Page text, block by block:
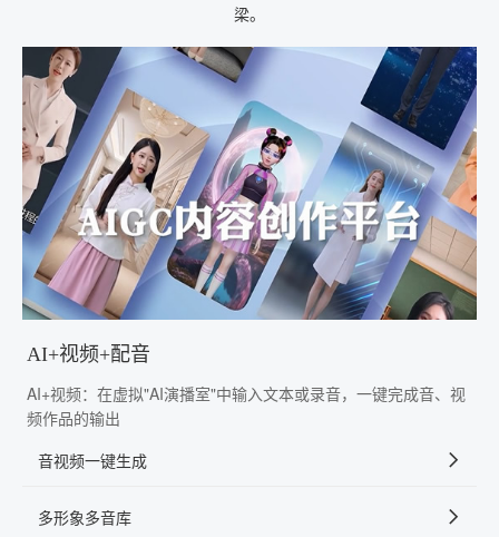
梁。
AI+视频+配音
AI+视频：在虚拟"AI演播室"中输入文本或录音，一键完成音、视
频作品的输出
音视频一键生成
多形象多音库